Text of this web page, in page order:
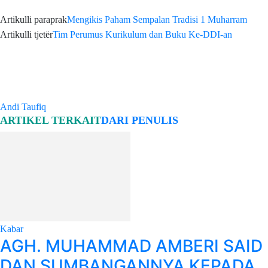
Artikulli paraprakMengikis Paham Sempalan Tradisi 1 Muharram
Artikulli tjetërTim Perumus Kurikulum dan Buku Ke-DDI-an
Andi Taufiq
ARTIKEL TERKAITDARI PENULIS
Kabar
AGH. MUHAMMAD AMBERI SAID